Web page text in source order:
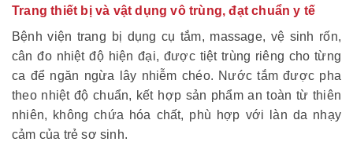
Trang thiết bị và vật dụng vô trùng, đạt chuẩn y tế
Bệnh viện trang bị dụng cụ tắm, massage, vệ sinh rốn,
cân đo nhiệt độ hiện đại, được tiệt trùng riêng cho từng
ca để ngăn ngừa lây nhiễm chéo. Nước tắm được pha
theo nhiệt độ chuẩn, kết hợp sản phẩm an toàn từ thiên
nhiên, không chứa hóa chất, phù hợp với làn da nhạy
cảm của trẻ sơ sinh.